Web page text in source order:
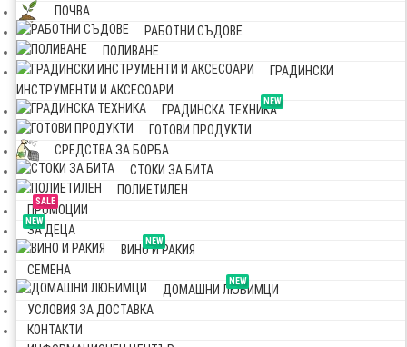
ПОЧВА
РАБОТНИ СЪДОВЕ
ПОЛИВАНЕ
ГРАДИНСКИ
ИНСТРУМЕНТИ И АКСЕСОАРИ
NEW
ГРАДИНСКА ТЕХНИКА
ГОТОВИ ПРОДУКТИ
СРЕДСТВА ЗА БОРБА
СТОКИ ЗА БИТА
ПОЛИЕТИЛЕН
SALE
ПРОМОЦИИ
NEW
ЗА ДЕЦА
NEW
ВИНО И РАКИЯ
СЕМЕНА
NEW
ДОМАШНИ ЛЮБИМЦИ
УСЛОВИЯ ЗА ДОСТАВКА
КОНТАКТИ